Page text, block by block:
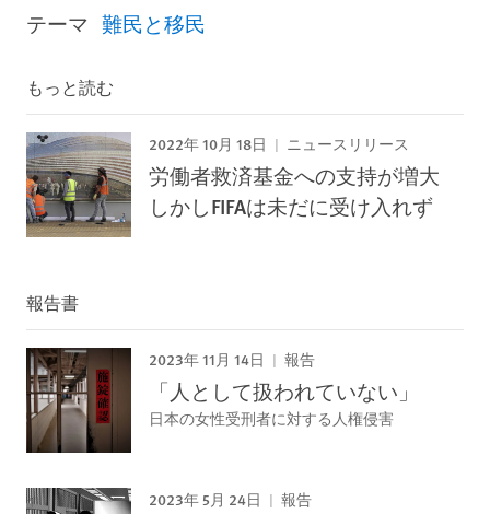
テーマ 難民と移民
もっと読む
2022年 10月 18日 ニュースリリース
労働者救済基金への支持が増大
しかしFIFAは未だに受け入れず
報告書
2023年 11月 14日 報告
「人として扱われていない」
日本の女性受刑者に対する人権侵害
2023年 5月 24日 報告